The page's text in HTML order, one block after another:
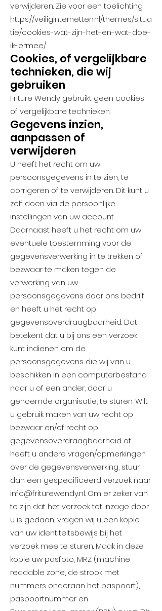
verwijderen. Zie voor een toelichting:
https://veiliginternetten.nl/themes/situa
tie/cookies-wat-zijn-het-en-wat-doe-
ik-ermee/
Cookies, of vergelijkbare
technieken, die wij
gebruiken
Friture Wendy gebruikt geen cookies
of vergelijkbare technieken.
Gegevens inzien,
aanpassen of
verwijderen
U heeft het recht om uw
persoonsgegevens in te zien, te
corrigeren of te verwijderen. Dit kunt u
zelf doen via de persoonlijke
instellingen van uw account.
Daarnaast heeft u het recht om uw
eventuele toestemming voor de
gegevensverwerking in te trekken of
bezwaar te maken tegen de
verwerking van uw
persoonsgegevens door ons bedrijf
en heeft u het recht op
gegevensoverdraagbaarheid. Dat
betekent dat u bij ons een verzoek
kunt indienen om de
persoonsgegevens die wij van u
beschikken in een computerbestand
naar u of een ander, door u
genoemde organisatie, te sturen. Wilt
u gebruik maken van uw recht op
bezwaar en/of recht op
gegevensoverdraagbaarheid of
heeft u andere vragen/opmerkingen
over de gegevensverwerking, stuur
dan een gespecificeerd verzoek naar
info@friturewendy.nl. Om er zeker van
te zijn dat het verzoek tot inzage door
u is gedaan, vragen wij u een kopie
van uw identiteitsbewijs bij het
verzoek mee te sturen. Maak in deze
kopie uw pasfoto, MRZ (machine
readable zone, de strook met
nummers onderaan het paspoort),
paspoortnummer en